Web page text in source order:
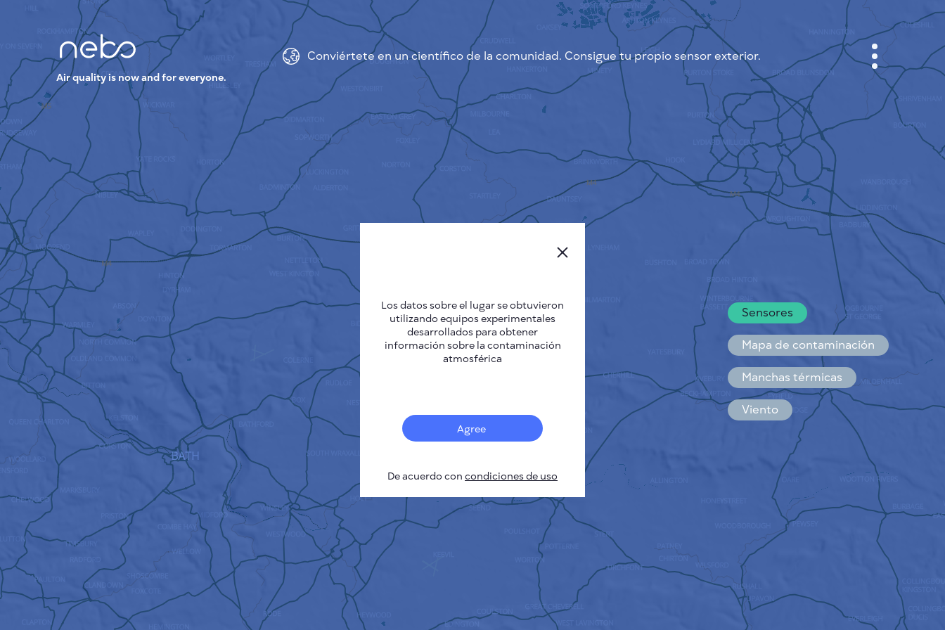
Air quality is now and for everyone.
Conviértete en un científico de la comunidad. Consigue tu propio sensor exterior.
Sensores
Mapa de contaminación
Manchas térmicas
Viento
GABINETE
PLANO DE LA CIUDAD
SENSOR NEBO
QUIÉNES SOMOS
IDIOMA DEL SITIO
English
Česky
Deutsch
Español
Français
CÓMO FUNCIONA
INVESTIGACIÓN
POLÍTICA DE PRIVACIDAD
CONDICIONES GENERALES
GUÍA DE INSTALACIÓN
API
FAQ
CONTACTE CON NOSOTROS
Los datos sobre el lugar se obtuvieron
utilizando equipos experimentales
desarrollados para obtener
información sobre la contaminación
atmosférica
Agree
De acuerdo con condiciones de uso